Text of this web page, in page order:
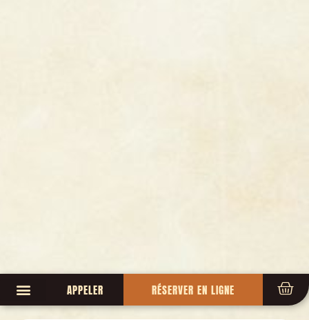
APPELER RÉSERVER EN LIGNE